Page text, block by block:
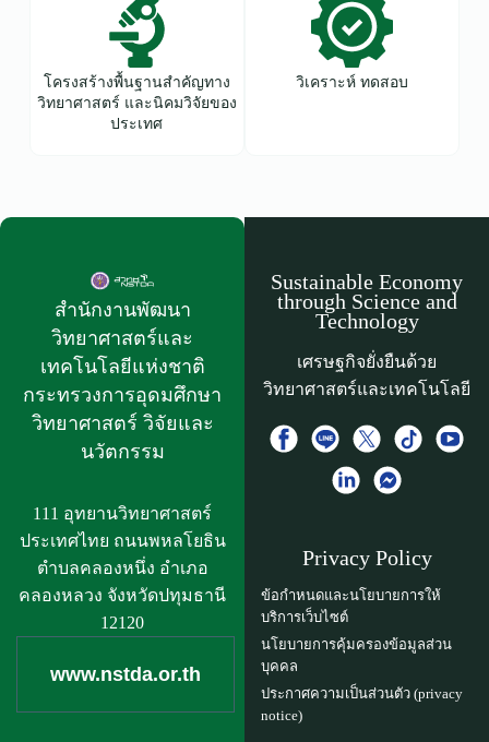
โครงสร้างพื้นฐานสำคัญทาง
วิทยาศาสตร์ และนิคมวิจัยของ
ประเทศ
วิเคราะห์ ทดสอบ
สำนักงานพัฒนา
วิทยาศาสตร์และ
เทคโนโลยีแห่งชาติ​
กระทรวงการอุดมศึกษา
วิทยาศาสตร์ วิจัยและ
นวัตกรรม
111 อุทยานวิทยาศาสตร์
ประเทศไทย ถนนพหลโยธิน
ตำบลคลองหนึ่ง อำเภอ
คลองหลวง จังหวัดปทุมธานี
12120
www.nstda.or.th
Sustainable Economy
through Science and
Technology
เศรษฐกิจยั่งยืนด้วย
วิทยาศาสตร์และเทคโนโลยี
Privacy Policy
ข้อกำหนดและนโยบายการให้
บริการเว็บไซต์
นโยบายการคุ้มครองข้อมูลส่วน
บุคคล
ประกาศความเป็นส่วนตัว (privacy
notice)